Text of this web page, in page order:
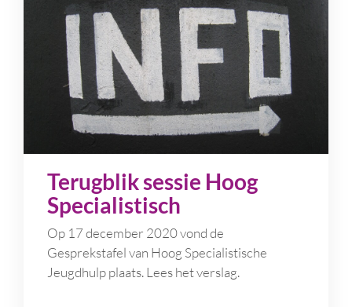
Terugblik sessie Hoog
Specialistisch
Op 17 december 2020 vond de
Gesprekstafel van Hoog Specialistische
Jeugdhulp plaats. Lees het verslag.